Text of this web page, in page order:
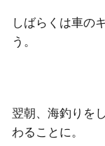
しばらくは車の
う。
翌朝、海釣りを
わることに。